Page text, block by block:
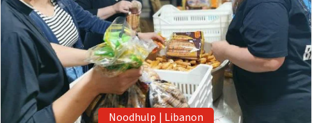
Noodhulp | Libanon